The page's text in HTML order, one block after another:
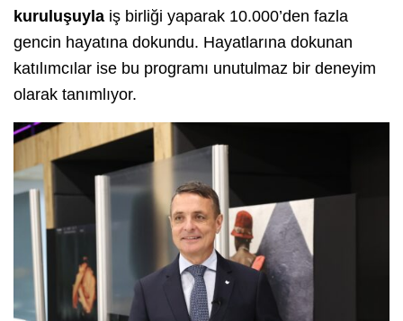
kuruluşuyla iş birliği yaparak 10.000’den fazla
gencin hayatına dokundu. Hayatlarına dokunan
katılımcılar ise bu programı unutulmaz bir deneyim
olarak tanımlıyor.